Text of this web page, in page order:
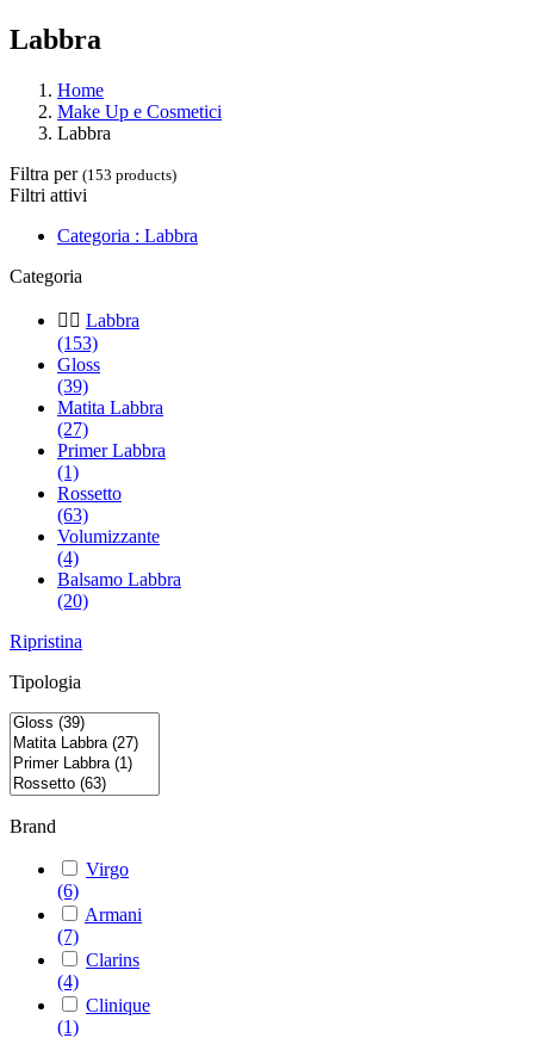
Labbra
Home
Make Up e Cosmetici
Labbra
Filtra per (153 products)
Filtri attivi
Categoria : Labbra
Categoria
  Labbra
(153)
Gloss
(39)
Matita Labbra
(27)
Primer Labbra
(1)
Rossetto
(63)
Volumizzante
(4)
Balsamo Labbra
(20)
Ripristina
Tipologia
Brand
Virgo
(6)
Armani
(7)
Clarins
(4)
Clinique
(1)